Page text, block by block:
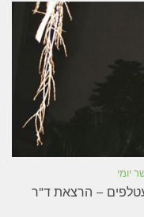
יומי
– הרצאת ד"ר